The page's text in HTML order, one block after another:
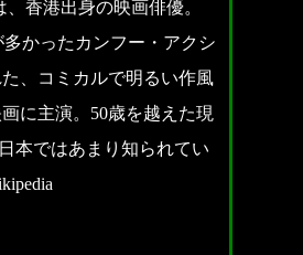
香港出身の映画俳優。
かったカンフー・アクシ
、コミカルで明るい作風
に主演。50歳を越えた現
本ではあまり知られてい